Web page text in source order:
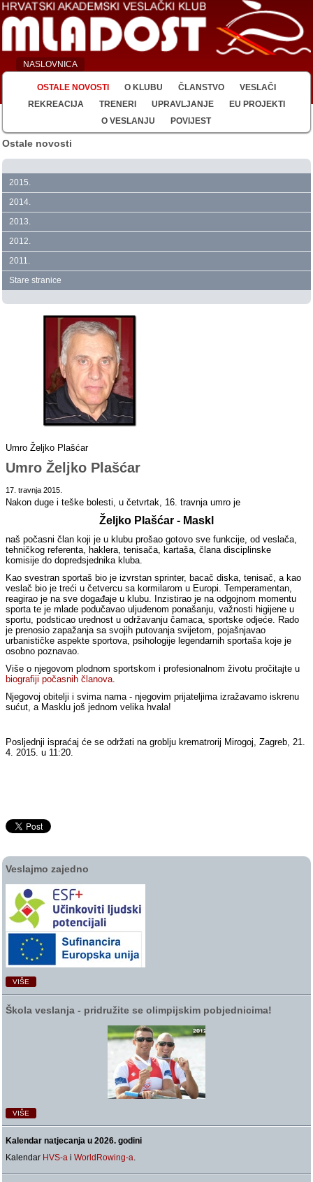
NASLOVNICA
OSTALE NOVOSTI O KLUBU ČLANSTVO
VESLAČI
REKREACIJA
TRENERI UPRAVLJANJE
EU PROJEKTI
O VESLANJU
POVIJEST
Ostale novosti
2015.
2014.
2013.
2012.
2011.
Stare stranice
Umro Željko Plašćar
Umro Željko Plašćar
17. travnja 2015.
Nakon duge i teške bolesti, u četvrtak, 16. travnja umro je
Željko Plašćar - Maskl
naš počasni član koji je u klubu prošao gotovo sve funkcije, od veslača,
tehničkog referenta, haklera, tenisača, kartaša, člana disciplinske
komisije do dopredsjednika kluba.
Kao svestran sportaš bio je izvrstan sprinter, bacač diska, tenisač, a kao
veslač bio je treći u četvercu sa kormilarom u Europi. Temperamentan,
reagirao je na sve događaje u klubu. Inzistirao je na odgojnom momentu
sporta te je mlade podučavao uljuđenom ponašanju, važnosti higijene u
sportu, podsticao urednost u održavanju čamaca, sportske odjeće. Rado
je prenosio zapažanja sa svojih putovanja svijetom, pojašnjavao
urbanističke aspekte sportova, psihologije legendarnih sportaša koje je
osobno poznavao.
Više o njegovom plodnom sportskom i profesionalnom životu pročitajte u
biografiji počasnih članova.
Njegovoj obitelji i svima nama - njegovim prijateljima izražavamo iskrenu
sućut, a Masklu još jednom velika hvala!
Posljednji ispraćaj će se održati na groblju krematrorij Mirogoj, Zagreb, 21.
4. 2015. u 11:20.
Veslajmo zajedno
VIŠE
Škola veslanja ‑ pridružite se olimpijskim pobjednicima!
VIŠE
Kalendar natjecanja u 2026. godini
Kalendar HVS-a iWorldRowing-a.